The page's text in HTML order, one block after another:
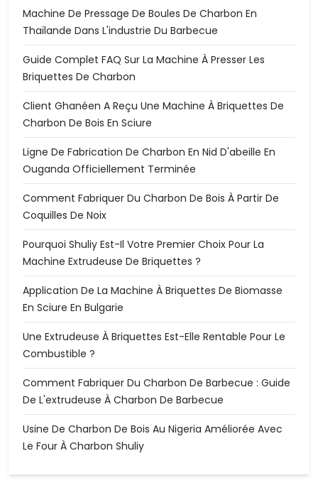
Machine De Pressage De Boules De Charbon En
Thaïlande Dans L'industrie Du Barbecue
Guide Complet FAQ Sur La Machine À Presser Les
Briquettes De Charbon
Client Ghanéen A Reçu Une Machine À Briquettes De
Charbon De Bois En Sciure
Ligne De Fabrication De Charbon En Nid D'abeille En
Ouganda Officiellement Terminée
Comment Fabriquer Du Charbon De Bois À Partir De
Coquilles De Noix
Pourquoi Shuliy Est-Il Votre Premier Choix Pour La
Machine Extrudeuse De Briquettes ?
Application De La Machine À Briquettes De Biomasse
En Sciure En Bulgarie
Une Extrudeuse À Briquettes Est-Elle Rentable Pour Le
Combustible ?
Comment Fabriquer Du Charbon De Barbecue : Guide
De L'extrudeuse À Charbon De Barbecue
Usine De Charbon De Bois Au Nigeria Améliorée Avec
Le Four À Charbon Shuliy